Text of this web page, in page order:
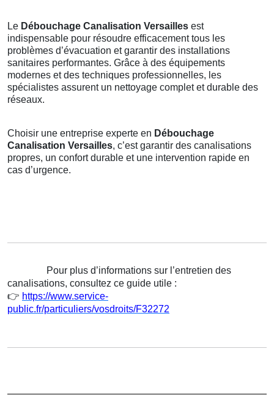
Le Débouchage Canalisation Versailles est
indispensable pour résoudre efficacement tous les
problèmes d’évacuation et garantir des installations
sanitaires performantes. Grâce à des équipements
modernes et des techniques professionnelles, les
spécialistes assurent un nettoyage complet et durable des
réseaux.
Choisir une entreprise experte en Débouchage
Canalisation Versailles, c’est garantir des canalisations
propres, un confort durable et une intervention rapide en
cas d’urgence.
Pour plus d’informations sur l’entretien des
canalisations, consultez ce guide utile :
👉 https://www.service-
public.fr/particuliers/vosdroits/F32272